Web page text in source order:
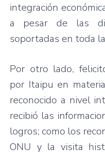
integración
a pesar de las
soportadas en toda
Por otro lado,
por Itaipu en
reconocido a nivel
recibió las
logros; como los
ONU y la visita